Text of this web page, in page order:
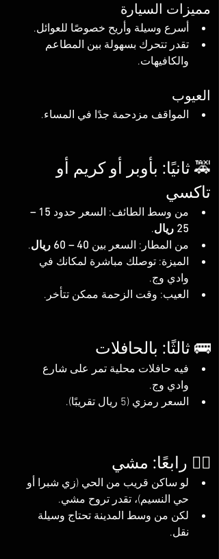
مميزات السيارة
أسرع وسيلة وأريح خصوصًا للعوائل.
تقدر تتحرك بسهولة بين المطاعم
والكافيهات.
العيوب
المواقف مزدحمة جدًا في المساء.
🚕 ثانيًا: بأوبر أو كريم أو
تاكسي
من وسط الطائف: السعر حدود
15 –
25 ريال
.
من المطار: السعر بين 40 – 60 ريال
.
الميزة: توصلك مباشرة لمكانك في
وادي وج.
العيب: وقت الزحمة ممكن تتأخر.
🚌 ثالثًا: بالحافلات
فيه حافلات محلية تمر على شارع
وادي وج.
السعر رمزي (5 ريال تقريبًا).
🚶‍♂️ رابعًا: مشي
لو ساكن قريب من الحي (زي شبرا أو
حي النسيم)، تقدر تروح مشي.
لكن من وسط المدينة تحتاج وسيلة
نقل.